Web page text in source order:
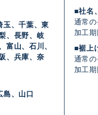
玉、千葉、東
、長野、岐
富山、石川、
、兵庫、奈
島、山口
■社名
通常
加工
■裾上
通常
加工